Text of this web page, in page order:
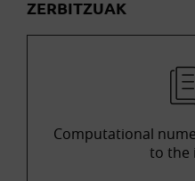
ZERBITZUAK
Computational
to the